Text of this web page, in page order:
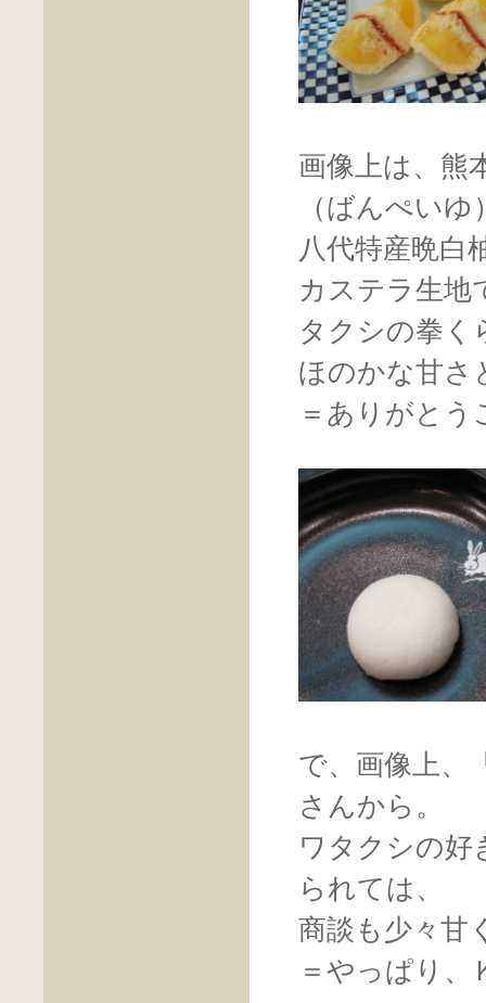
画像上は、熊
（ばんぺい
八代特産晩白
カステラ生地
タクシの拳く
ほのかな甘さ
＝ありがと
で、画像上、
さんから。
ワタクシの好
られては、
商談も少々甘
＝やっぱり、